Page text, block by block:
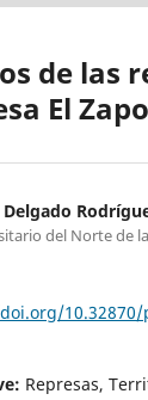
de las
El
Delgado
del Norte de
10.32870/
Represas,